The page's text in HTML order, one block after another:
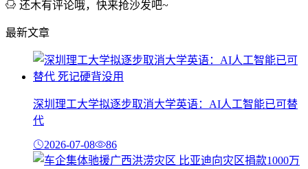
还木有评论哦，快来抢沙发吧~
最新文章
深圳理工大学拟逐步取消大学英语：AI人工智能已可替
代
2026-07-08 86